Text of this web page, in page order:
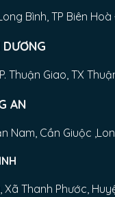
Bình, TP Biên
DƯƠNG
Thuận Giao, TX
AN
Nam, Cần Giuộc
Thanh Phước,